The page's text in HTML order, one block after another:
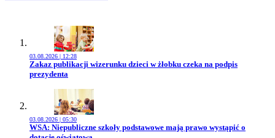
03.08.2026 | 12:28
Przejdź do artykułu:
Zakaz publikacji wizerunku dzieci w żłobku czeka na podpis
prezydenta
03.08.2026 | 05:30
Przejdź do artykułu:
WSA: Niepubliczne szkoły podstawowe mają prawo wystąpić o